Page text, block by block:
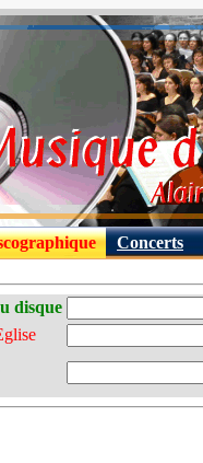
Concerts
disque